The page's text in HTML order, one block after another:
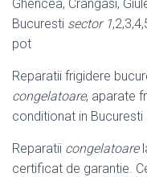
Ghencea, Crangasi,
Bucuresti sector 1
pot
Reparatii frigidere
congelatoare, aparate
conditionat in Bucuresti
Reparatii congelatoare
certificat de garantie.